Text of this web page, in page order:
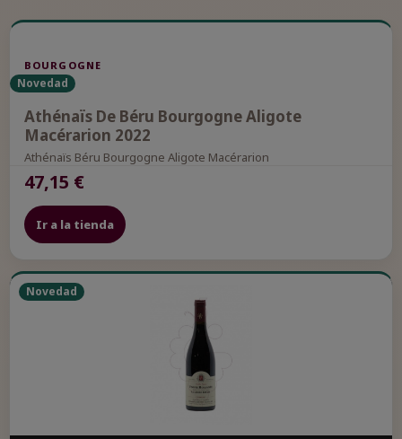
BOURGOGNE
Novedad
Athénaïs De Béru Bourgogne Aligote
Macérarion 2022
Athénaïs Béru Bourgogne Aligote Macérarion
47,15 €
Ir a la tienda
Novedad